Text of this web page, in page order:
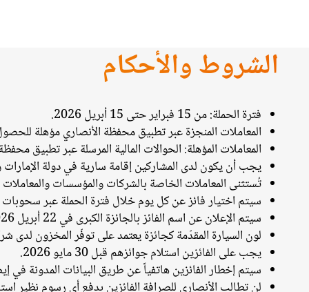
الشروط والأحكام
فترة الحملة: من 15 فبراير حتى 15 أبريل 2026.
المعاملات المنجزة عبر تطبيق محفظة الأنصاري مؤهلة للحصول على 3 فرص للدخول في
المعاملات المؤهلة: الحوالات المالية المرسلة عبر تطبيق
يجب أن يكون لدى المشاركين إقامة سارية في دولة
تُستثنى المعاملات الخاصة بالشركات والمؤسسات
سيتم اختيار فائز عن كل يوم خلال فترة الحملة عبر
سيتم الإعلان عن اسم الفائز بالجائزة الكبرى في 22 أبريل 2026.
لون السيارة المقدّمة كجائزة يعتمد على توفّر المخزون لدى
يجب على الفائزين استلام جوائزهم قبل 30 مايو 2026.
سيتم إخطار الفائزين هاتفياً عن طريق البيانات المدونة في
لن تطالب الأنصاري للصرافة الفائزين بدفع أي رسوم نظير